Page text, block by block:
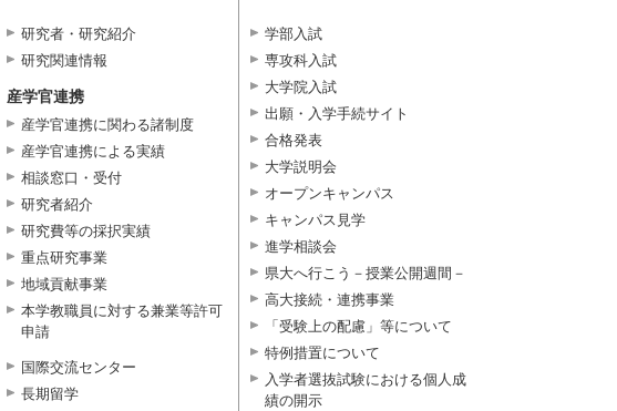
研究者・研究紹介
研究関連情報
産学官連携
産学官連携に関わる諸制度
産学官連携による実績
相談窓口・受付
研究者紹介
研究費等の採択実績
重点研究事業
地域貢献事業
本学教職員に対する兼業等許可
申請
国際交流センター
長期留学
学部入試
専攻科入試
大学院入試
出願・入学手続サイト
合格発表
大学説明会
オープンキャンパス
キャンパス見学
進学相談会
県大へ行こう－授業公開週間－
高大接続・連携事業
「受験上の配慮」等について
特例措置について
入学者選抜試験における個人成
績の開示